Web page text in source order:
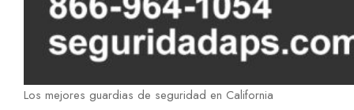
Los mejores guardias de seguridad en California